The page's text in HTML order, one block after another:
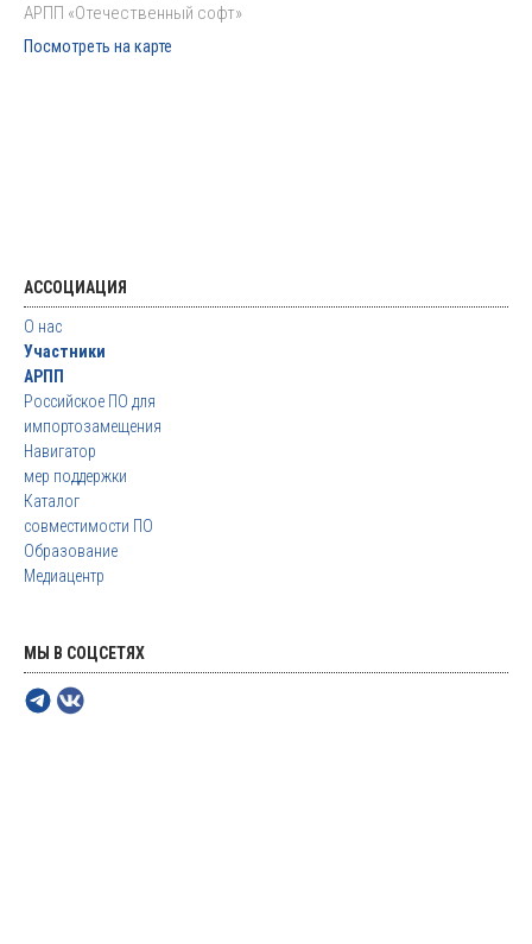
АРПП «Отечественный софт»
Посмотреть на карте
АССОЦИАЦИЯ
О нас
Участники
АРПП
Российское ПО для
импортозамещения
Навигатор
мер поддержки
Каталог
совместимости ПО
Образование
Медиацентр
МЫ В СОЦСЕТЯХ